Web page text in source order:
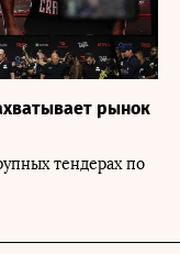
рынок
тендерах по